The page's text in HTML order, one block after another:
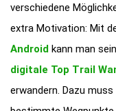
verschiedene
extra Motivation: Mit
Android kann man
digitale Top Trail
erwandern. Dazu